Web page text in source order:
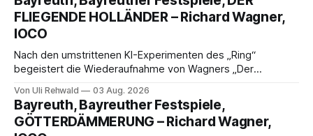
eindrucksvollen Projektionen und einer klangvollen
musikalischen Leitung.
FLIEGENDE HOLLÄNDER – Richard Wagner,
IOCO
Nach den umstrittenen KI-Experimenten des „Ring“
begeistert die Wiederaufnahme von Wagners „Der
Musik und einem neuen Traumpaar: Elisabeth Teige und
Nicholas Brownlee sorgen für einen der Höhepunkte der
Bayreuther Festspiele 2026.
Von Uli Rehwald 03 Aug. 2026
Bayreuth, Bayreuther Festspiele,
GÖTTERDÄMMERUNG – Richard Wagner,